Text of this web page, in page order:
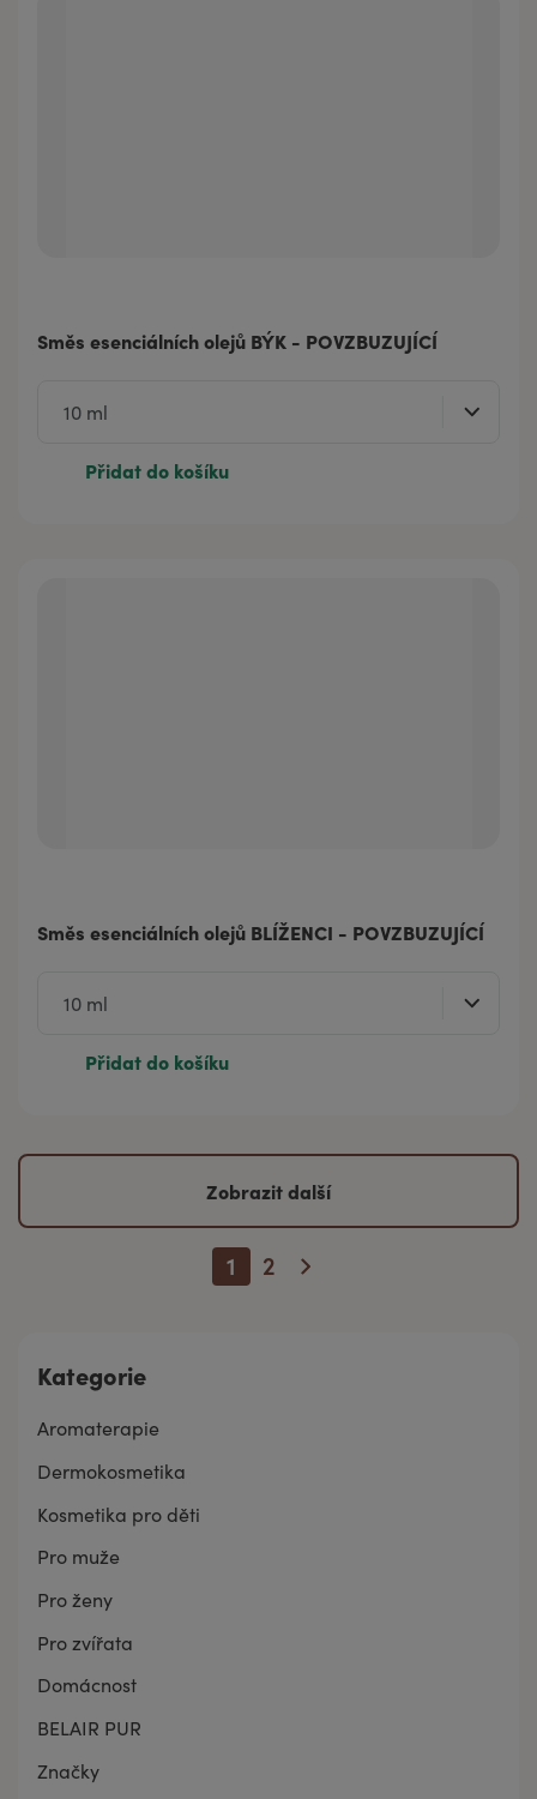
Směs esenciálních olejů BÝK - POVZBUZUJÍCÍ
Přidat do košíku
Směs esenciálních olejů BLÍŽENCI - POVZBUZUJÍCÍ
Přidat do košíku
Zobrazit další
1 2
Kategorie
Aromaterapie
Dermokosmetika
Kosmetika pro děti
Pro muže
Pro ženy
Pro zvířata
Domácnost
BELAIR PUR
Značky